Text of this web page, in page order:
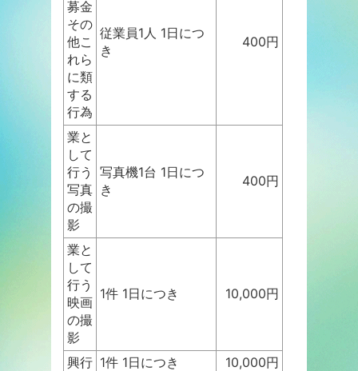
募金
その
他こ
れら
に類
する
行為
従業員1人 1日につ
き
400円
業と
して
行う
写真
の撮
影
写真機1台 1日につ
き
400円
業と
して
行う
映画
の撮
影
1件 1日につき 10,000円
興行 1件 1日につき
10,000円